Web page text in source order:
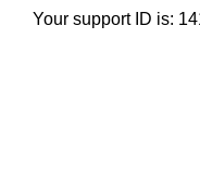
Your support ID is: